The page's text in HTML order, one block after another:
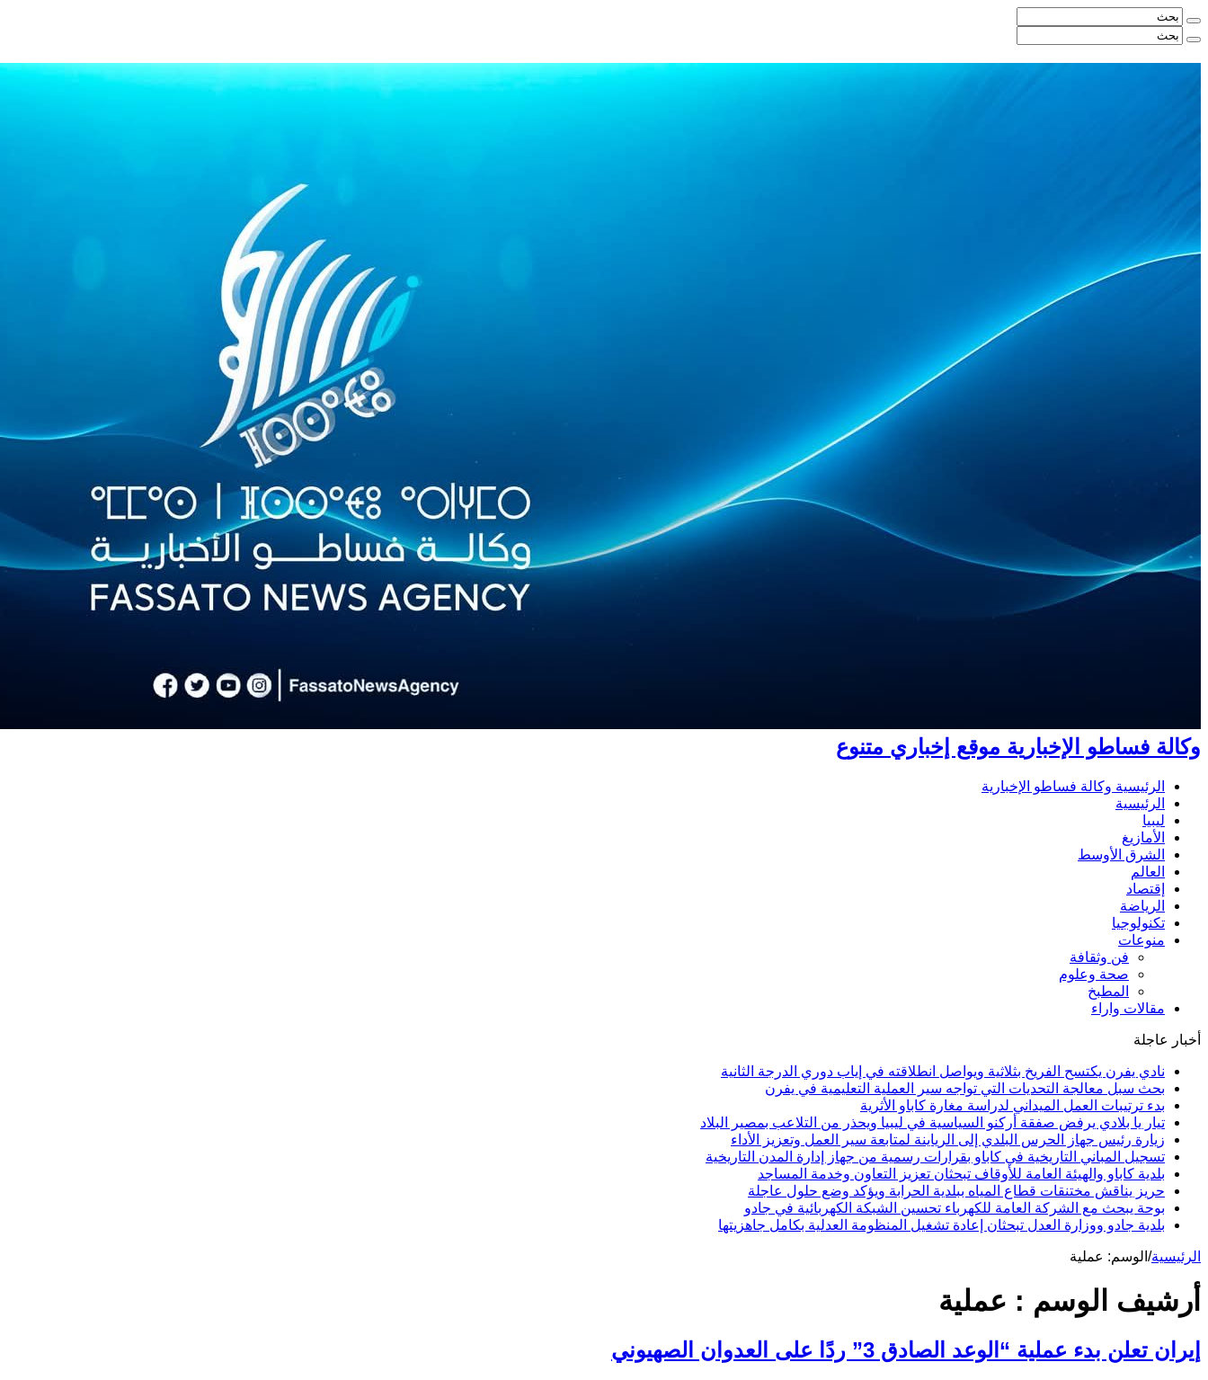
وكالة فساطو الإخبارية موقع إخباري متنوع
الرئيسية وكالة فساطو الإخبارية
الرئيسية
ليبيا
الأمازيغ
الشرق الأوسط
العالم
إقتصاد
الرياضة
تكنولوجيا
منوعات
فن وثقافة
صحة وعلوم
المطبخ
مقالات واراء
أخبار عاجلة
نادي يفرن يكتسح الفريخ بثلاثية ويواصل انطلاقته في إياب دوري الدرجة الثانية
بحث سبل معالجة التحديات التي تواجه سير العملية التعليمية في يفرن
بدء ترتيبات العمل الميداني لدراسة مغارة كاباو الأثرية
تيار يا بلادي يرفض صفقة أركنو السياسية في ليبيا ويحذر من التلاعب بمصير البلاد
زيارة رئيس جهاز الحرس البلدي إلى الرياينة لمتابعة سير العمل وتعزيز الأداء
تسجيل المباني التاريخية في كاباو بقرارات رسمية من جهاز إدارة المدن التاريخية
بلدية كاباو والهيئة العامة للأوقاف تبحثان تعزيز التعاون وخدمة المساجد
حريز يناقش مختنقات قطاع المياه ببلدية الحرابة ويؤكد وضع حلول عاجلة
بوحة يبحث مع الشركة العامة للكهرباء تحسين الشبكة الكهربائية في جادو
بلدية جادو ووزارة العدل تبحثان إعادة تشغيل المنظومة العدلية بكامل جاهزيتها
الرئيسية/ الوسم: عملية
أرشيف الوسم : عملية
إيران تعلن بدء عملية “الوعد الصادق 3” ردًا على العدوان الصهيوني